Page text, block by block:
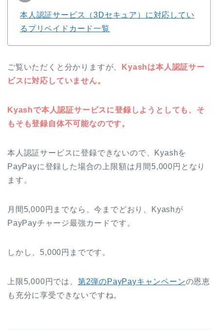
本人認証サービス（3Dセキュア）に対応してい
るプリペイドカード一覧
ご覧いただくと分かりますが、
Kyashは本人認証サー
ビスに対応していません。
Kyashで本人認証サービスに登録しようとしても、そ
もそも登録自体不可能なのです。
本人認証サービスに登録できないので、Kyashを
PayPayに登録した場合の上限額は月間5,000円となり
ます。
月間5,000円までなら、今までどおり、Kyashが
PayPayチャージ最強カードです。
しかし、5,000円までです。
上限5,000円では、 第2弾のPayPayキャンペーンの恩恵
も充分に享受できないですね。